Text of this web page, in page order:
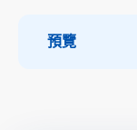
預覽